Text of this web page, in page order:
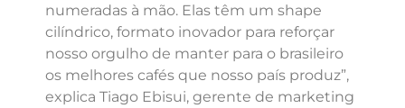
numeradas à mão. Elas têm um shape
cilíndrico, formato inovador para reforçar
nosso orgulho de manter para o brasileiro
os melhores cafés que nosso país produz”,
explica Tiago Ebisui, gerente de marketing